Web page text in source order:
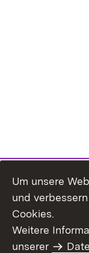
Um unsere
und
Cookies.
Weitere
unserer